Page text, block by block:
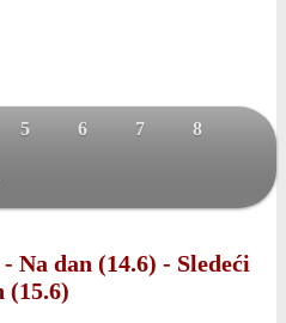
5 6 7 8
- Na dan (14.6) - Sledeći
(15.6)